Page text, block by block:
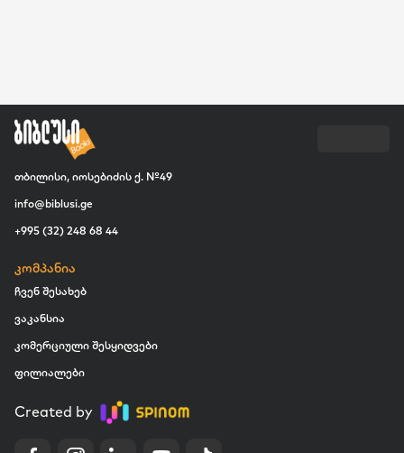
თბილისი, იოსებიძის ქ. №49
info@biblusi.ge
+995 (32) 248 68 44
კომპანია
ჩვენ შესახებ
ვაკანსია
კომერციული შესყიდვები
ფილიალები
Created by